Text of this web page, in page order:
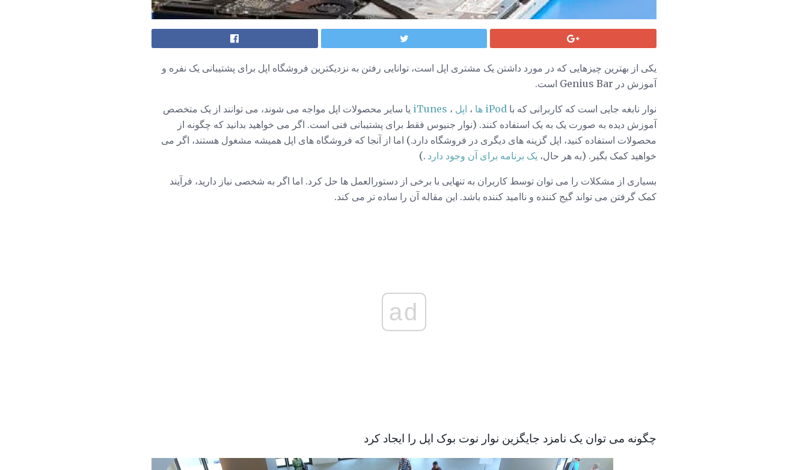
یکی از بهترین چیزهایی که در مورد داشتن یک مشتری اپل است، توانایی رفتن به نزدیکترین فروشگاه اپل برای پشتیبانی یک نفره و
آموزش در Genius Bar است.
نوار نابغه جایی است که کاربرانی که با iPod ها ، اپل ، iTunes یا سایر محصولات اپل مواجه می شوند، می توانند از یک متخصص
آموزش دیده به صورت یک به یک استفاده کنند. (نوار جنیوس فقط برای پشتیبانی فنی است. اگر می خواهید بدانید که چگونه از
محصولات استفاده کنید، اپل گزینه های دیگری در فروشگاه دارد.) اما از آنجا که فروشگاه های اپل همیشه مشغول هستند، اگر می
خواهید کمک بگیر. (به هر حال، یک برنامه برای آن وجود دارد .)
بسیاری از مشکلات را می توان توسط کاربران به تنهایی با برخی از دستورالعمل ها حل کرد. اما اگر به شخصی نیاز دارید، فرآیند
کمک گرفتن می تواند گیج کننده و ناامید کننده باشد. این مقاله آن را ساده تر می کند.
ad
چگونه می توان یک نامزد جایگزین نوار نوت بوک اپل را ایجاد کرد